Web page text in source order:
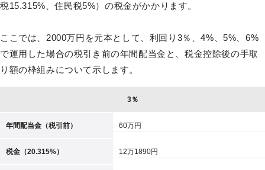
税15.315%、住民税5%）の税金がかかります。
ここでは、2000万円を元本として、利回り3％、4%、5%、6%
で運用した場合の税引き前の年間配当金と、税金控除後の手取
り額の枠組みについて示します。
3％
年間配当金（税引前） 60万円
税金（20.315%） 12万1890円